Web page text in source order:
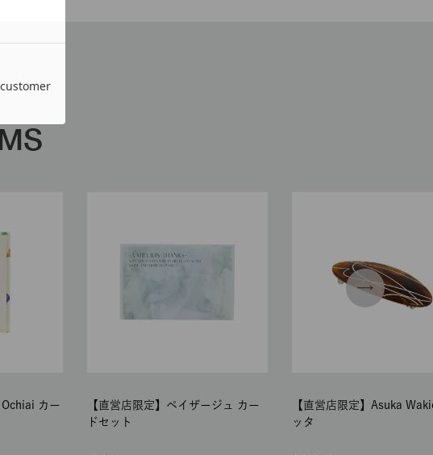
Ochiai カー
【直営店限定】ペイザージュ カー
ドセット
【直営店限定】Asuka
ッタ